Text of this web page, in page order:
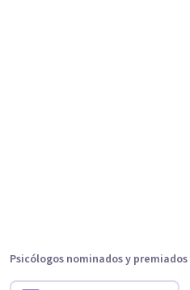
Psicólogos nominados y premiados